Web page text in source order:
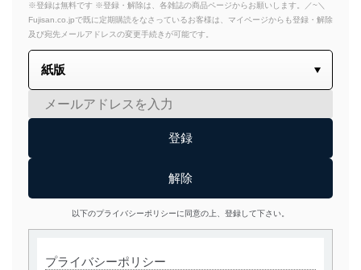
※登録は無料です ※登録・解除は、各雑誌の商品ページからお願いします。／~＼
Fujisan.co.jpで既に定期購読をなさっているお客様は、マイページからも登録・解除
及び宛先メールアドレスの変更手続きが可能です。
以下のプライバシーポリシーに同意の上、登録して下さい。
プライバシーポリシー